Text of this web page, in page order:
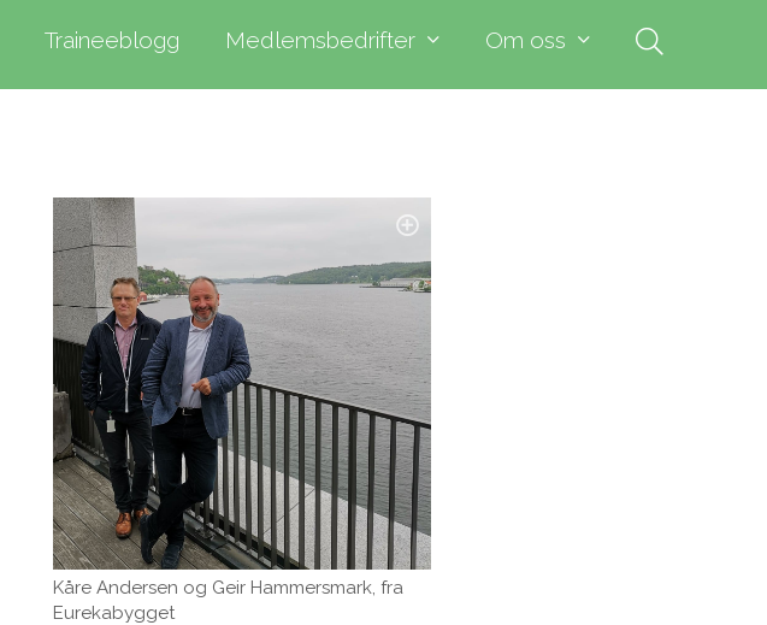
Traineeblogg Medlemsbedrifter Om oss
Kåre Andersen og Geir Hammersmark, fra
Eurekabygget